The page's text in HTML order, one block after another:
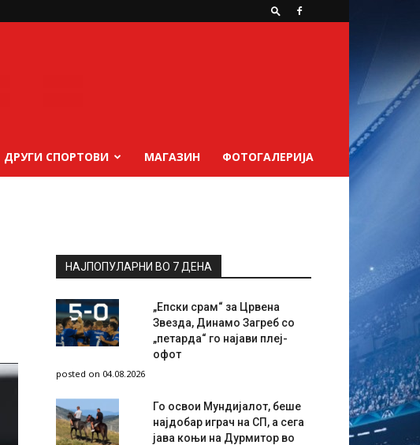
ДРУГИ СПОРТОВИ МАГАЗИН ФОТОГАЛЕРИЈА
НАЈПОПУЛАРНИ ВО 7 ДЕНА
„Епски срам“ за Црвена
Звезда, Динамо Загреб со
„петарда“ го најави плеј-
офот
posted on 04.08.2026
Го освои Мундијалот, беше
најдобар играч на СП, а сега
јава коњи на Дурмитор во